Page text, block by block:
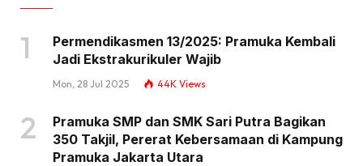
Permendikasmen 13/2025: Pramuka Kembali
Jadi Ekstrakurikuler Wajib
Mon, 28 Jul 2025 44K Views
Pramuka SMP dan SMK Sari Putra Bagikan
350 Takjil, Pererat Kebersamaan di Kampung
Pramuka Jakarta Utara